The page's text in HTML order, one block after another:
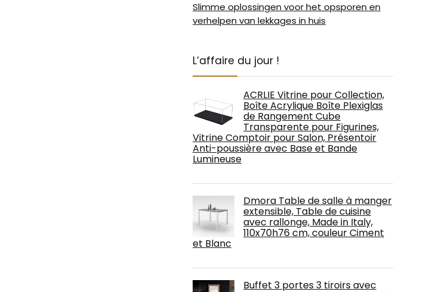
Slimme oplossingen voor het opsporen en
verhelpen van lekkages in huis
L’affaire du jour !
ACRLIE Vitrine pour Collection,
Boîte Acrylique Boîte Plexiglas
de Rangement Cube
Transparente pour Figurines,
Vitrine Comptoir pour Salon, Présentoir
Anti-poussière avec Base et Bande
Lumineuse
Dmora Table de salle à manger
extensible, Table de cuisine
avec rallonge, Made in Italy,
110x70h76 cm, couleur Ciment
et Blanc
Buffet 3 portes 3 tiroirs avec